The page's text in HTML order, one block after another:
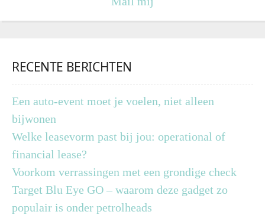
RECENTE BERICHTEN
Een auto-event moet je voelen, niet alleen
bijwonen
Welke leasevorm past bij jou: operational of
financial lease?
Voorkom verrassingen met een grondige check
Target Blu Eye GO – waarom deze gadget zo
populair is onder petrolheads